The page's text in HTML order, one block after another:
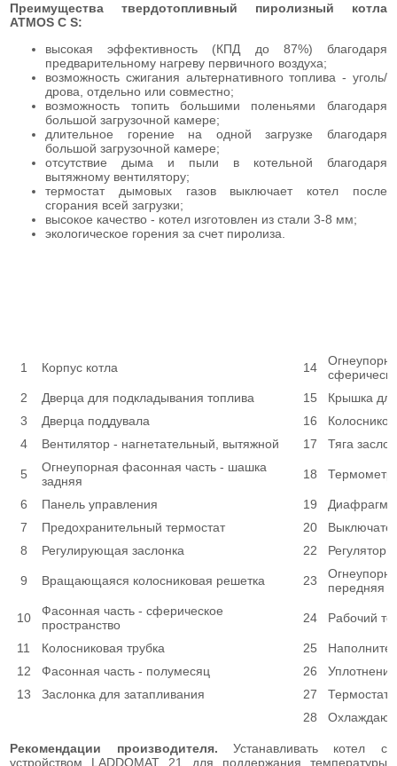
Преимущества твердотопливный пиролизный котла
ATMOS C S:
высокая эффективность (КПД до 87%) благодаря
предварительному нагреву первичного воздуха;
возможность сжигания альтернативного топлива - уголь/
дрова, отдельно или совместно;
возможность топить большими поленьями благодаря
большой загрузочной камере;
длительное горение на одной загрузке благодаря
большой загрузочной камере;
отсутствие дыма и пыли в котельной благодаря
вытяжному вентилятору;
термостат дымовых газов выключает котел после
сгорания всей загрузки;
высокое качество - котел изготовлен из стали 3-8 мм;
экологическое горения за счет пиролиза.
1 Корпус котла 14
2
Дверца для подкладывания топлива 15
Крышка
3
Дверца поддувала 16
4
Вентилятор - нагнетательный, вытяжной 17 Тяга
5
Огнеупорная фасонная часть - шашка
задняя
18 Термометр
6 Панель управления 19
Диафрагма
7
Предохранительный термостат 20
8
Регулирующая заслонка 22 Регулятор
9 Вращающаяся колосниковая решетка 23
передняя
10
Фасонная часть - сферическое
пространство
24 Рабочий
11 Колосниковая трубка 25
12
Фасонная часть - полумесяц 26
Уплотнение
13
Заслонка для затапливания 27
Термостат
28
Рекомендации производителя. Устанавливать котел с
устройством LADDOMAT 21 для поддержания температуры